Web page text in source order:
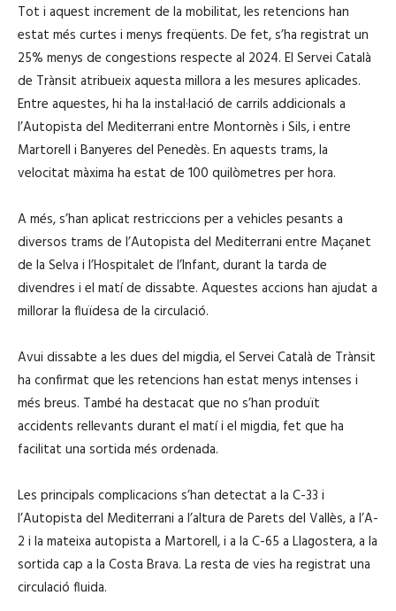
Tot i aquest increment de la mobilitat, les retencions han
estat més curtes i menys freqüents. De fet, s’ha registrat un
25% menys de congestions respecte al 2024. El Servei Català
de Trànsit atribueix aquesta millora a les mesures aplicades.
Entre aquestes, hi ha la instal·lació de carrils addicionals a
l’Autopista del Mediterrani entre Montornès i Sils, i entre
Martorell i Banyeres del Penedès. En aquests trams, la
velocitat màxima ha estat de 100 quilòmetres per hora.
A més, s’han aplicat restriccions per a vehicles pesants a
diversos trams de l’Autopista del Mediterrani entre Maçanet
de la Selva i l’Hospitalet de l’Infant, durant la tarda de
divendres i el matí de dissabte. Aquestes accions han ajudat a
millorar la fluïdesa de la circulació.
Avui dissabte a les dues del migdia, el Servei Català de Trànsit
ha confirmat que les retencions han estat menys intenses i
més breus. També ha destacat que no s’han produït
accidents rellevants durant el matí i el migdia, fet que ha
facilitat una sortida més ordenada.
Les principals complicacions s’han detectat a la C-33 i
l’Autopista del Mediterrani a l’altura de Parets del Vallès, a l’A-
2 i la mateixa autopista a Martorell, i a la C-65 a Llagostera, a la
sortida cap a la Costa Brava. La resta de vies ha registrat una
circulació fluida.